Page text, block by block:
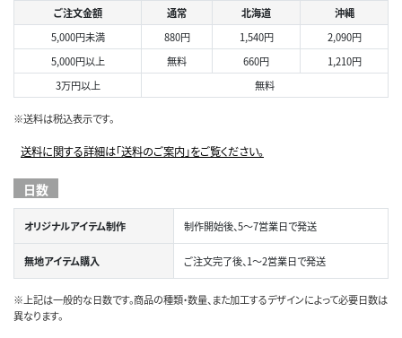
ご注文金額 通常 北海道
沖縄
5,000円未満
880円 1,540円
2,090円
5,000円以上
無料 660円
1,210円
3万円以上
無料
※送料は税込表示です。
送料に関する詳細は「送料のご案内」をご覧ください。
日数
オリジナルアイテム制作 制作開始後、5～7営業日で発送
無地アイテム購入 ご注文完了後、1～2営業日で発送
※上記は一般的な日数です。商品の種類・数量、また加工するデザインによって必要日数は
異なります。